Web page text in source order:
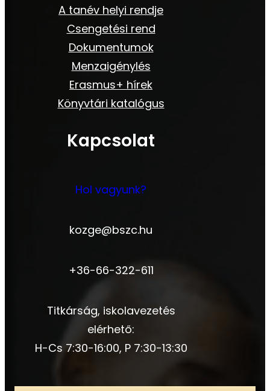
A tanév helyi rendje
Csengetési rend
Dokumentumok
Menzaigénylés
Erasmus+ hírek
Könyvtári katalógus
Kapcsolat
Hol vagyunk?
kozge@bszc.hu
+36-66-322-611
Titkárság, iskolavezetés
elérhető:
H-Cs 7:30-16:00, P 7:30-13:30